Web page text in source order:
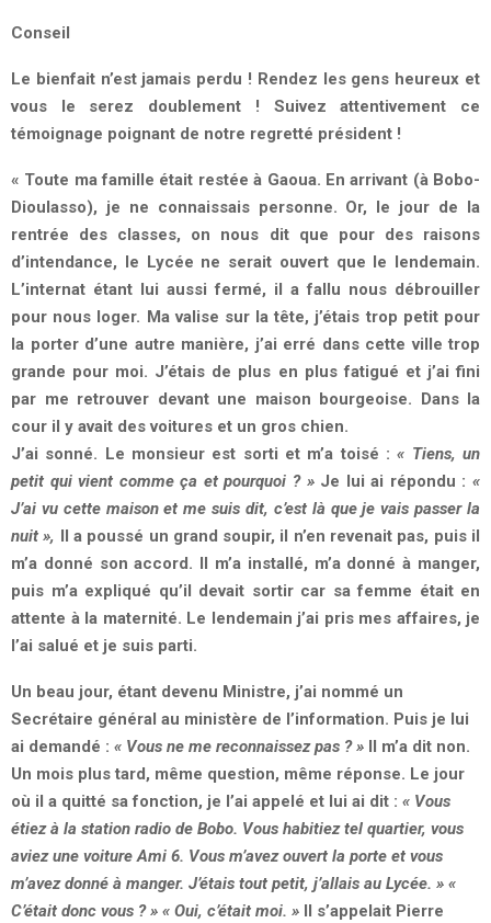
Conseil
Le bienfait n’est jamais perdu ! Rendez les gens heureux et
vous le serez doublement ! Suivez attentivement ce
témoignage poignant de notre regretté président !
« Toute ma famille était restée à Gaoua. En arrivant (à Bobo-
Dioulasso), je ne connaissais personne. Or, le jour de la
rentrée des classes, on nous dit que pour des raisons
d’intendance, le Lycée ne serait ouvert que le lendemain.
L’internat étant lui aussi fermé, il a fallu nous débrouiller
pour nous loger. Ma valise sur la tête, j’étais trop petit pour
la porter d’une autre manière, j’ai erré dans cette ville trop
grande pour moi. J’étais de plus en plus fatigué et j’ai fini
par me retrouver devant une maison bourgeoise. Dans la
cour il y avait des voitures et un gros chien.
J’ai sonné. Le monsieur est sorti et m’a toisé :« Tiens, un
petit qui vient comme ça et pourquoi ? »Je lui ai répondu :«
J’ai vu cette maison et me suis dit, c’est là que je vais passer la
nuit », Il a poussé un grand soupir, il n’en revenait pas, puis il
m’a donné son accord. Il m’a installé, m’a donné à manger,
puis m’a expliqué qu’il devait sortir car sa femme était en
attente à la maternité. Le lendemain j’ai pris mes affaires, je
l’ai salué et je suis parti.
Un beau jour, étant devenu Ministre, j’ai nommé un
Secrétaire général au ministère de l’information. Puis je lui
ai demandé : « Vous ne me reconnaissez pas ? » Il m’a dit non.
Un mois plus tard, même question, même réponse. Le jour
où il a quitté sa fonction, je l’ai appelé et lui ai dit : « Vous
étiez à la station radio de Bobo. Vous habitiez tel quartier, vous
aviez une voiture Ami 6. Vous m’avez ouvert la porte et vous
m’avez donné à manger. J’étais tout petit, j’allais au Lycée. » «
C’était donc vous ? » « Oui, c’était moi. » Il s’appelait Pierre